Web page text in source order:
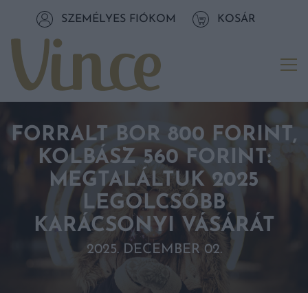
Tovább a tartalomhozSZEMÉLYES FIÓKOM KOSÁR
FORRALT BOR 800 FORINT,
KOLBÁSZ 560 FORINT:
MEGTALÁLTUK 2025
LEGOLCSÓBB
KARÁCSONYI VÁSÁRÁT
2025. DECEMBER 02.